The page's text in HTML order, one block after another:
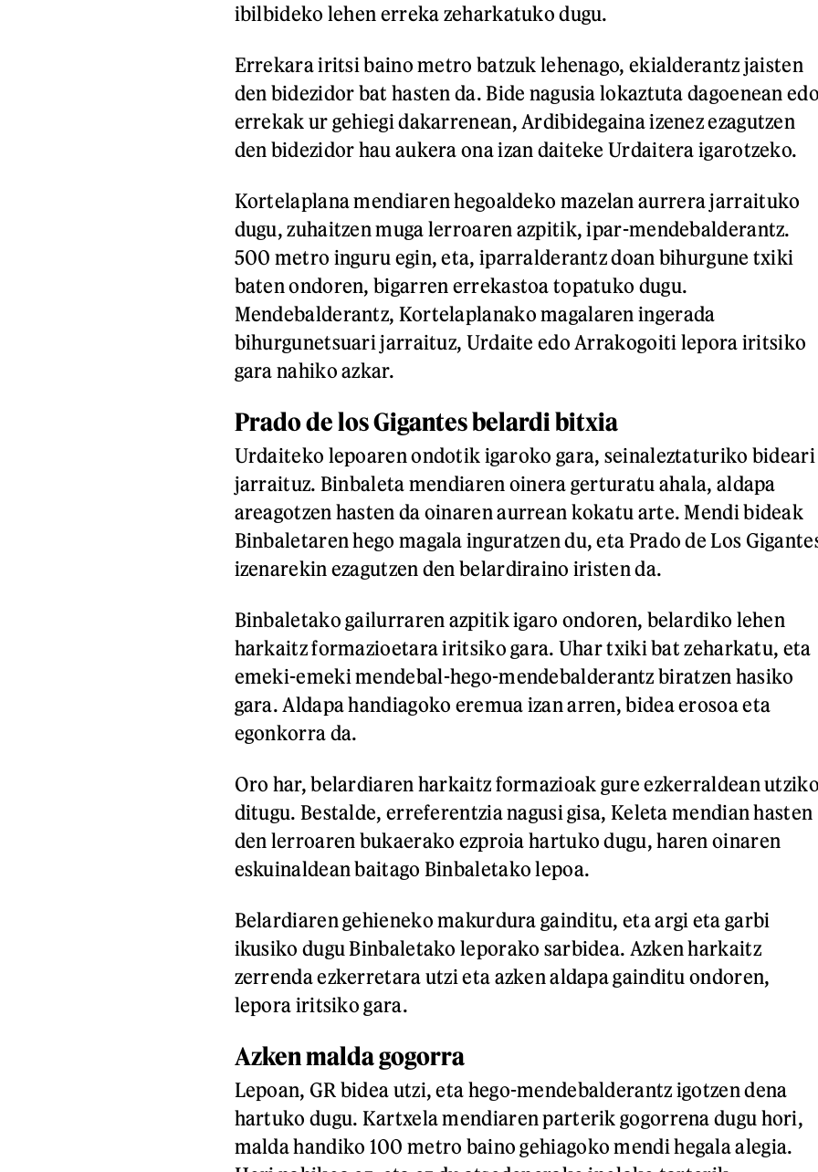
ibilbideko lehen erreka zeharkatuko dugu.
Errekara iritsi baino metro batzuk lehenago, ekialderantz jaisten
den bidezidor bat hasten da. Bide nagusia lokaztuta dagoenean
errekak ur gehiegi dakarrenean, Ardibidegaina izenez ezagutzen
den bidezidor hau aukera ona izan daiteke Urdaitera igarotzeko.
Kortelaplana mendiaren hegoaldeko mazelan aurrera jarraituko
dugu, zuhaitzen muga lerroaren azpitik, ipar-mendebalderantz.
500 metro inguru egin, eta, iparralderantz doan bihurgune txiki
baten ondoren, bigarren errekastoa topatuko dugu.
Mendebalderantz, Kortelaplanako magalaren ingerada
bihurgunetsuari jarraituz, Urdaite edo Arrakogoiti lepora iritsiko
gara nahiko azkar.
Prado de los Gigantes belardi bitxia
Urdaiteko lepoaren ondotik igaroko gara, seinaleztaturiko bideari
jarraituz. Binbaleta mendiaren oinera gerturatu ahala, aldapa
areagotzen hasten da oinaren aurrean kokatu arte. Mendi bideak
Binbaletaren hego magala inguratzen du, eta Prado de Los
izenarekin ezagutzen den belardiraino iristen da.
Binbaletako gailurraren azpitik igaro ondoren, belardiko lehen
harkaitz formazioetara iritsiko gara. Uhar txiki bat zeharkatu, eta
emeki-emeki mendebal-hego-mendebalderantz biratzen hasiko
gara. Aldapa handiagoko eremua izan arren, bidea erosoa eta
egonkorra da.
Oro har, belardiaren harkaitz formazioak gure ezkerraldean
ditugu. Bestalde, erreferentzia nagusi gisa, Keleta mendian hasten
den lerroaren bukaerako ezproia hartuko dugu, haren oinaren
eskuinaldean baitago Binbaletako lepoa.
Belardiaren gehieneko makurdura gainditu, eta argi eta garbi
ikusiko dugu Binbaletako leporako sarbidea. Azken harkaitz
zerrenda ezkerretara utzi eta azken aldapa gainditu ondoren,
lepora iritsiko gara.
Azken malda gogorra
Lepoan, GR bidea utzi, eta hego-mendebalderantz igotzen dena
hartuko dugu. Kartxela mendiaren parterik gogorrena dugu hori,
malda handiko 100 metro baino gehiagoko mendi hegala alegia.